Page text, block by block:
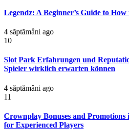
Legendz: A Beginner’s Guide to
4 săptămâni ago
10
Slot Park Erfahrungen und
Spieler wirklich erwarten können
4 săptămâni ago
11
Crownplay Bonuses and
for Experienced Players